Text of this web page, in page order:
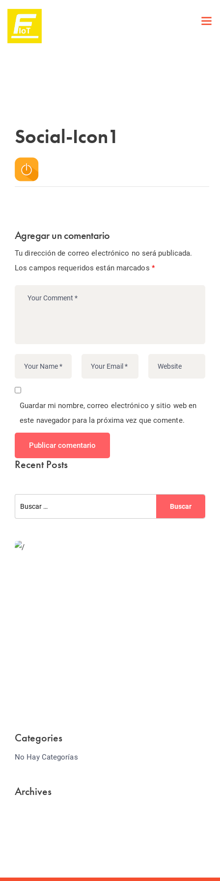
Social-Icon1
Agregar un comentario
Tu dirección de correo electrónico no será publicada.
Los campos requeridos están marcados *
Guardar mi nombre, correo electrónico y sitio web en
este navegador para la próxima vez que comente.
Publicar comentario
Recent Posts
Categories
No Hay Categorías
Archives